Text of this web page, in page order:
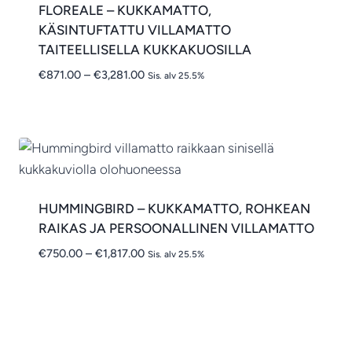
FLOREALE – KUKKAMATTO,
KÄSINTUFTATTU VILLAMATTO
TAITEELLISELLA KUKKAKUOSILLA
€871.00 – €3,281.00Hintaluokka:
Sis. alv 25.5%
HUMMINGBIRD – KUKKAMATTO, ROHKEAN
RAIKAS JA PERSOONALLINEN VILLAMATTO
€750.00 – €1,817.00Hintaluokka:
Sis. alv 25.5%